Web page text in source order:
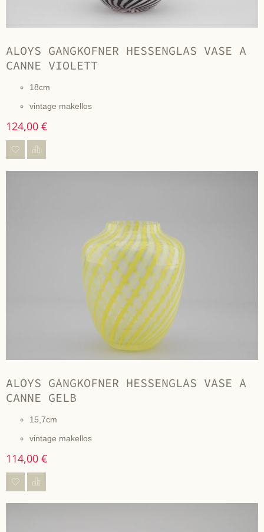
ALOYS GANGKOFNER HESSENGLAS VASE A
CANNE VIOLETT
18cm
vintage makellos
124,00 €
ALOYS GANGKOFNER HESSENGLAS VASE A
CANNE GELB
15,7cm
vintage makellos
114,00 €